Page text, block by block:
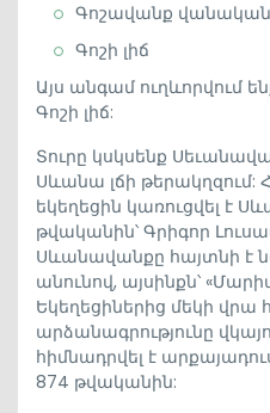
Գոշավանք
Գոշի լիճ
Այս անգամ ուղևորվում
Գոշի լիճ:
Տուրը կսկսենք
Սևանա լճի թերակղզում:
եկեղեցին կառուցվել է
թվականին՝ Գրիգոր
Սևանավանքը հայտնի է
անունով, այսինքն՝
Եկեղեցիներից մեկի
արձանագրությունը
հիմնադրվել է
874 թվականին: